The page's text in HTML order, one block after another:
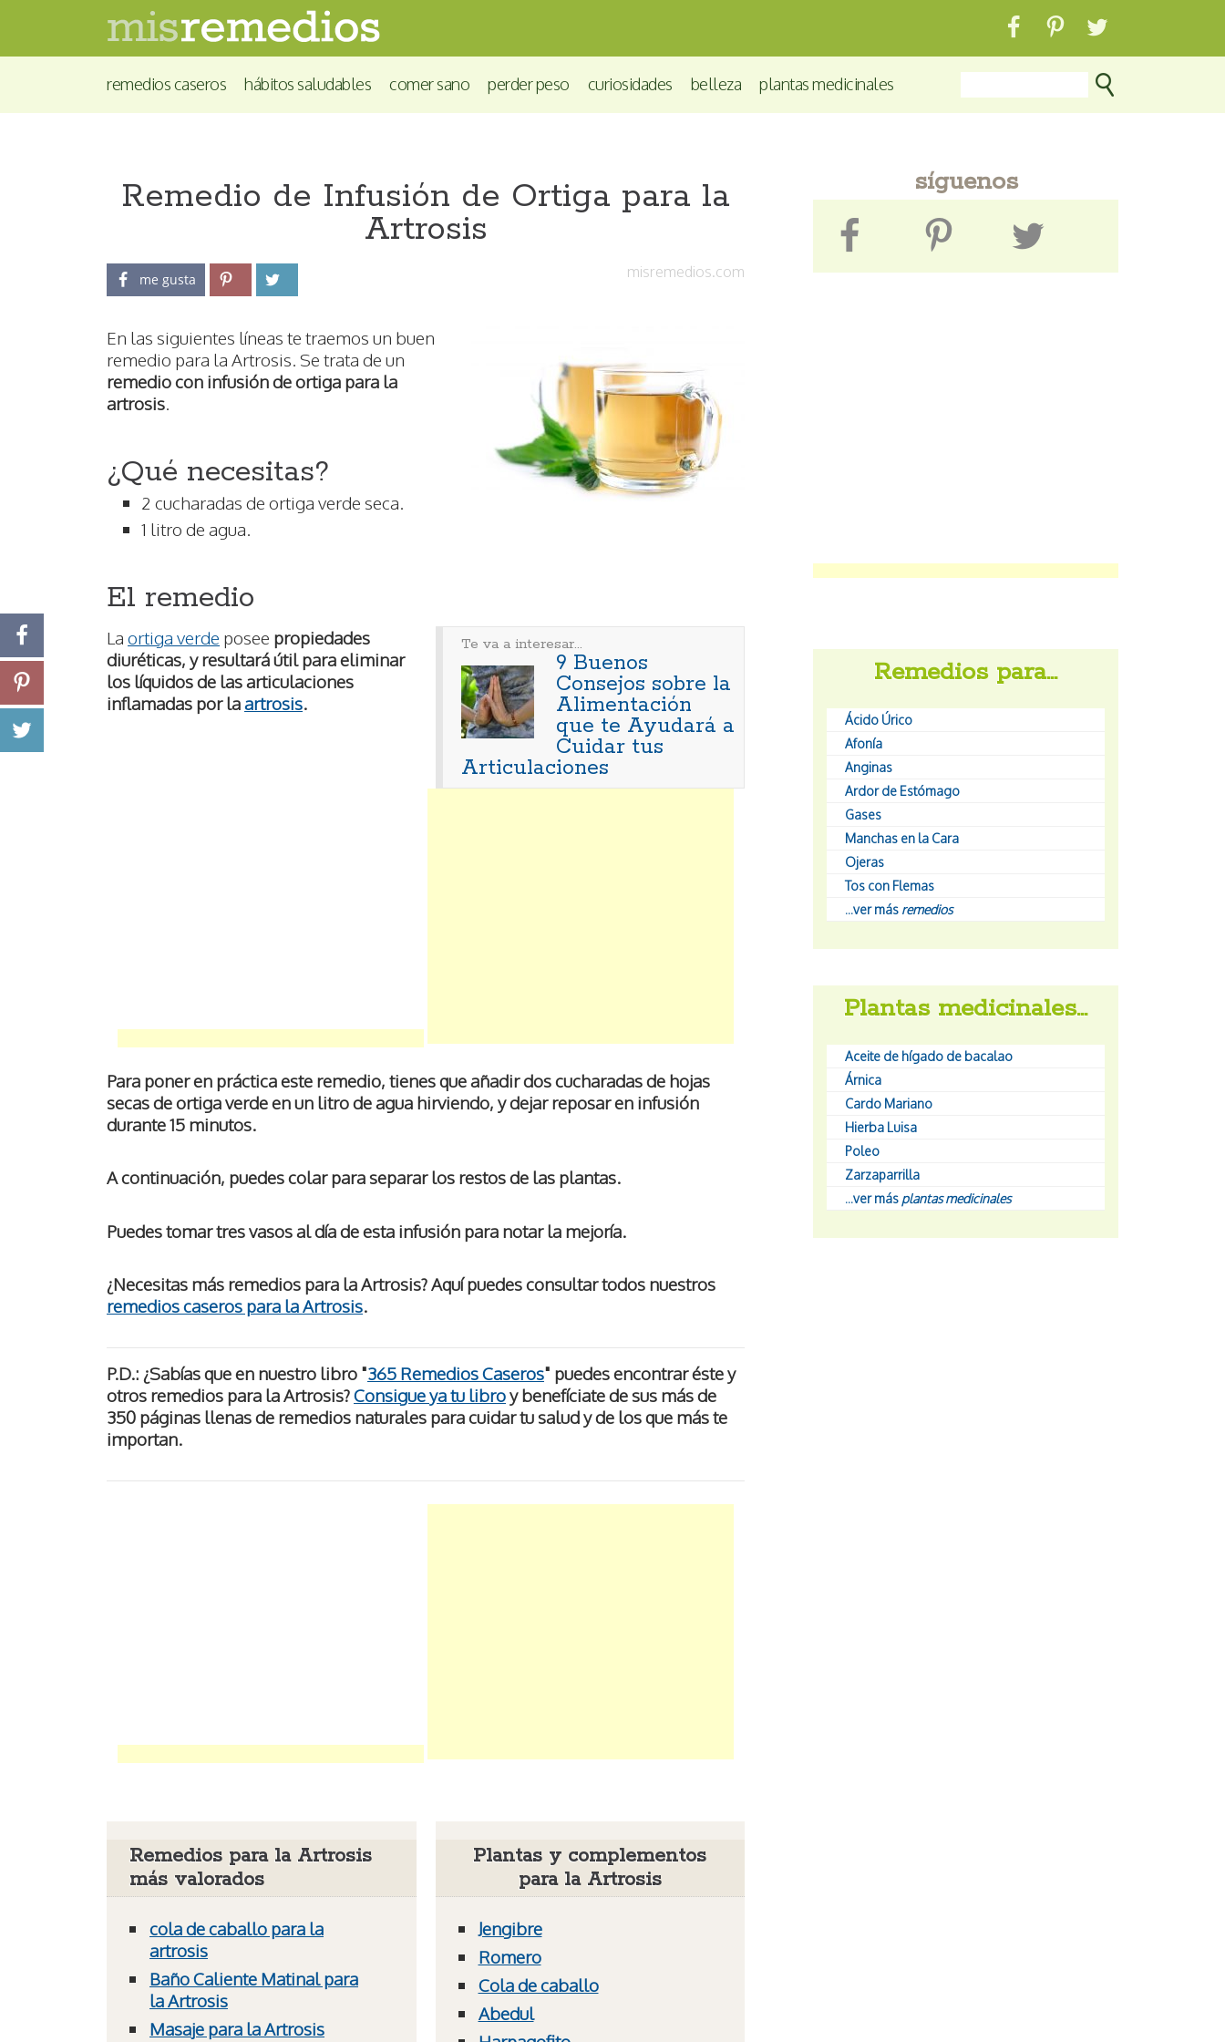
remedios caseros hábitos saludables comer sano perder peso curiosidades belleza plantas medicinales
Remedio de Infusión de Ortiga para la
Artrosis
misremedios.com
me gusta
En las siguientes líneas te traemos un buen
remedio para la Artrosis. Se trata de un
remedio con infusión de ortiga para la
artrosis.
¿Qué necesitas?
2 cucharadas de ortiga verde seca.
1 litro de agua.
El remedio
Te va a interesar...
9 Buenos
Consejos sobre la
Alimentación
que te Ayudará a
Cuidar tus
Articulaciones
La ortiga verde posee propiedades
diuréticas, y resultará útil para eliminar
los líquidos de las articulaciones
inflamadas por laartrosis.
Para poner en práctica este remedio, tienes que añadir dos cucharadas de hojas
secas de ortiga verde en un litro de agua hirviendo, y dejar reposar en infusión
durante 15 minutos.
A continuación, puedes colar para separar los restos de las plantas.
Puedes tomar tres vasos al día de esta infusión para notar la mejoría.
¿Necesitas más remedios para la Artrosis? Aquí puedes consultar todos nuestros
remedios caseros para la Artrosis.
P.D.: ¿Sabías que en nuestro libro "365 Remedios Caseros" puedes encontraréste y
otros remedios para la Artrosis?Consigue ya tu libroy benefíciate de sus más de
350 páginas llenas de remedios naturales para cuidar tu salud y de los que más te
importan.
Remedios para la Artrosis
más valorados
cola de caballo para la
artrosis
Baño Caliente Matinal para
la Artrosis
Masaje para la Artrosis
Plantas y complementos
para la Artrosis
Jengibre
Romero
Cola de caballo
Abedul
síguenos
Remedios para…
Ácido Úrico
Afonía
Anginas
Ardor de Estómago
Gases
Manchas en la Cara
Ojeras
Tos con Flemas
...ver más remedios
Plantas medicinales…
Aceite de hígado de bacalao
Árnica
Cardo Mariano
Hierba Luisa
Poleo
Zarzaparrilla
...ver más plantas medicinales